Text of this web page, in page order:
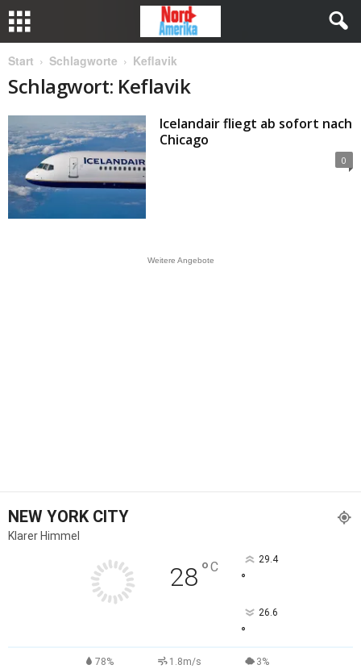
Start Schlagworte Keflavik
Schlagwort: Keflavik
Icelandair fliegt ab sofort nach
Chicago
0
Weitere Angebote
NEW YORK CITY
Klarer Himmel
28°C 29.4
°
26.6
°
78% 1.8m/s 3%